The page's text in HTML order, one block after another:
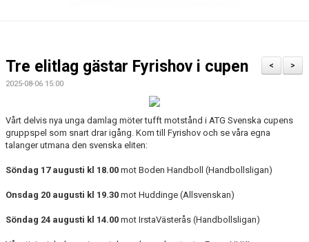
KONTAKT
PRAKTISK INFO
>
<
Tre elitlag gästar Fyrishov i cupen
2025-08-06 15:00
Vårt delvis nya unga damlag möter tufft motstånd i ATG Svenska cupens
gruppspel som snart drar igång. Kom till Fyrishov och se våra egna
talanger utmana den svenska eliten:
Söndag 17 augusti kl 18.00 mot Boden Handboll (Handbollsligan)
Onsdag 20 augusti kl 19.30 mot Huddinge (Allsvenskan)
Söndag 24 augusti kl 14.00 mot IrstaVästerås (Handbollsligan)